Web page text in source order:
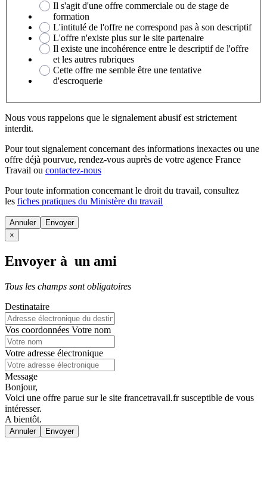
Il s'agit d'une offre commerciale ou de stage de
formation
L'intitulé de l'offre ne correspond pas à son descriptif
L'offre n'existe plus sur le site partenaire
Il existe une incohérence entre le descriptif de l'offre
et les autres rubriques
Cette offre me semble être une tentative
d'escroquerie
Nous vous rappelons que le signalement abusif est strictement
interdit.
Pour tout signalement concernant des informations inexactes ou une
offre déjà pourvue, rendez-vous auprès de votre agence France
Travail ou contactez-nous
Pour toute information concernant le droit du travail, consultez
les fiches pratiques du Ministère du travail
Annuler
×
Envoyer à un ami
Tous les champs sont obligatoires
Destinataire
Vos coordonnées Votre nom
Votre adresse électronique
Message
Bonjour,
Voici une offre parue sur le site francetravail.fr susceptible de vous
intéresser.
A bientôt.
Annuler